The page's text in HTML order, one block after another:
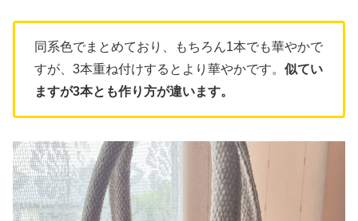
同系色でまとめており、もちろん1本でも華やかで
すが、3本重ね付けするとより華やかです。 似てい
ますが3本とも作り方が違います。